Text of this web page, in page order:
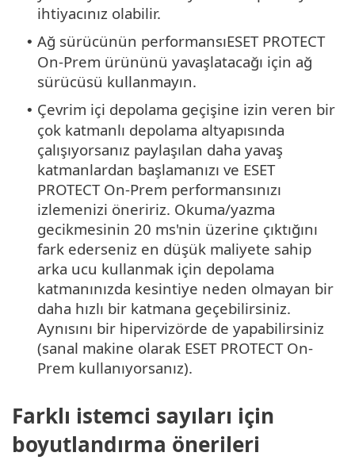
ihtiyacınız olabilir.
• Ağ sürücünün performansıESET PROTECT
On-Prem ürününü yavaşlatacağı için ağ
sürücüsü kullanmayın.
• Çevrim içi depolama geçişine izin veren bir
çok katmanlı depolama altyapısında
çalışıyorsanız paylaşılan daha yavaş
katmanlardan başlamanızı ve ESET
PROTECT On-Prem performansınızı
izlemenizi öneririz. Okuma/yazma
gecikmesinin 20 ms'nin üzerine çıktığını
fark ederseniz en düşük maliyete sahip
arka ucu kullanmak için depolama
katmanınızda kesintiye neden olmayan bir
daha hızlı bir katmana geçebilirsiniz.
Aynısını bir hipervizörde de yapabilirsiniz
(sanal makine olarak ESET PROTECT On-
Prem kullanıyorsanız).
Farklı istemci sayıları için
boyutlandırma önerileri